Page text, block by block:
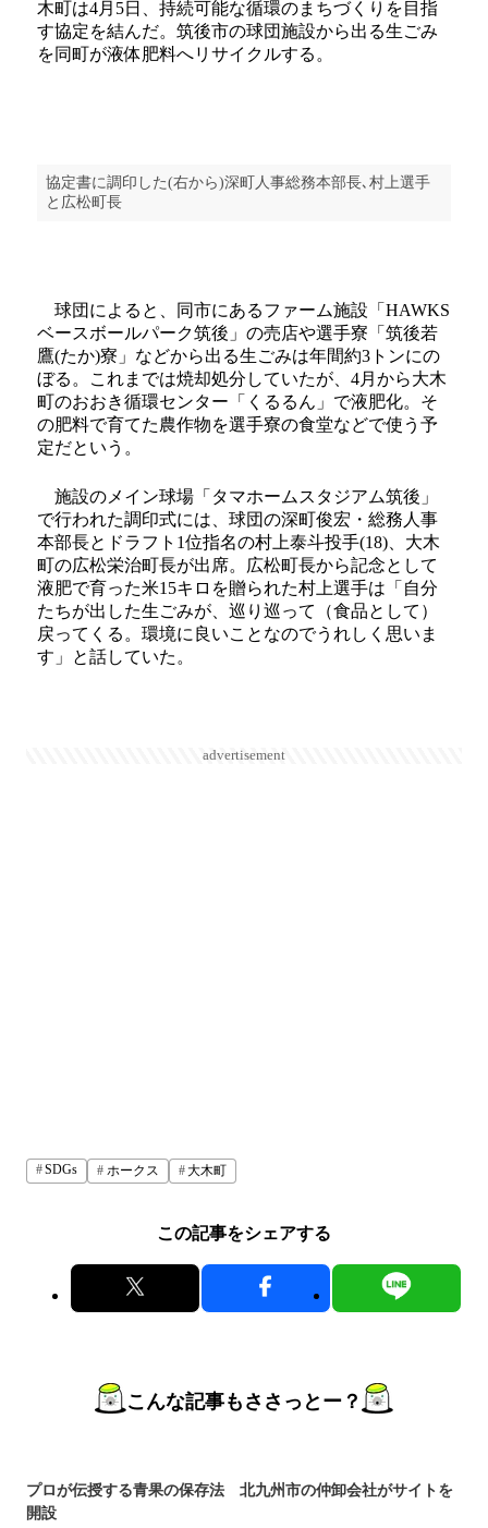
木町は4月5日、持続可能な循環のまちづくりを目指
す協定を結んだ。筑後市の球団施設から出る生ごみ
を同町が液体肥料へリサイクルする。
協定書に調印した(右から)深町人事総務本部長､村上選手
と広松町長
球団によると、同市にあるファーム施設「HAWKS
ベースボールパーク筑後」の売店や選手寮「筑後若
鷹(たか)寮」などから出る生ごみは年間約3トンにの
ぼる。これまでは焼却処分していたが、4月から大木
町のおおき循環センター「くるるん」で液肥化。そ
の肥料で育てた農作物を選手寮の食堂などで使う予
定だという。
施設のメイン球場「タマホームスタジアム筑後」
で行われた調印式には、球団の深町俊宏・総務人事
本部長とドラフト1位指名の村上泰斗投手(18)、大木
町の広松栄治町長が出席。広松町長から記念として
液肥で育った米15キロを贈られた村上選手は「自分
たちが出した生ごみが、巡り巡って（食品として）
戻ってくる。環境に良いことなのでうれしく思いま
す」と話していた。
advertisement
SDGs ホークス 大木町
この記事をシェアする
こんな記事もささっとー？
プロが伝授する青果の保存法 北九州市の仲卸会社がサイトを
開設